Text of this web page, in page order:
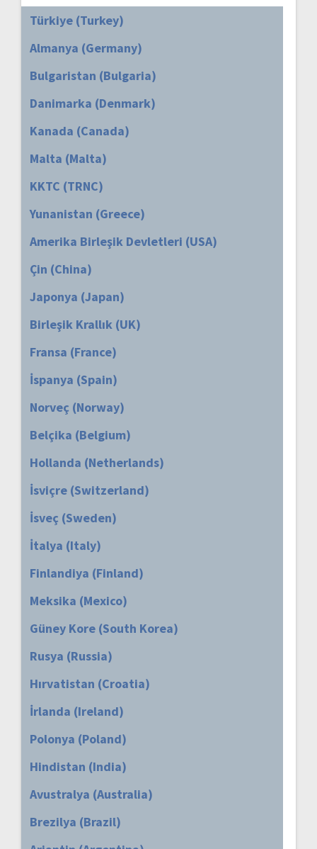
Türkiye (Turkey)
Almanya (Germany)
Bulgaristan (Bulgaria)
Danimarka (Denmark)
Kanada (Canada)
Malta (Malta)
KKTC (TRNC)
Yunanistan (Greece)
Amerika Birleşik Devletleri (USA)
Çin (China)
Japonya (Japan)
Birleşik Krallık (UK)
Fransa (France)
İspanya (Spain)
Norveç (Norway)
Belçika (Belgium)
Hollanda (Netherlands)
İsviçre (Switzerland)
İsveç (Sweden)
İtalya (Italy)
Finlandiya (Finland)
Meksika (Mexico)
Güney Kore (South Korea)
Rusya (Russia)
Hırvatistan (Croatia)
İrlanda (Ireland)
Polonya (Poland)
Hindistan (India)
Avustralya (Australia)
Brezilya (Brazil)